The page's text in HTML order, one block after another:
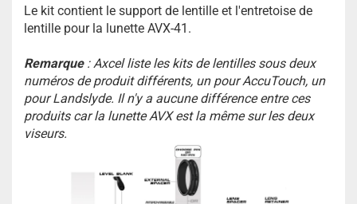
Le kit contient le support de lentille et l'entretoise de
lentille pour la lunette AVX-41.
Remarque: Axcel liste les kits de lentilles sous deux
numéros de produit différents, un pour AccuTouch, un
pour Landslyde. Il n'y a aucune différence entre ces
produits car la lunette AVX est la même sur les deux
viseurs.